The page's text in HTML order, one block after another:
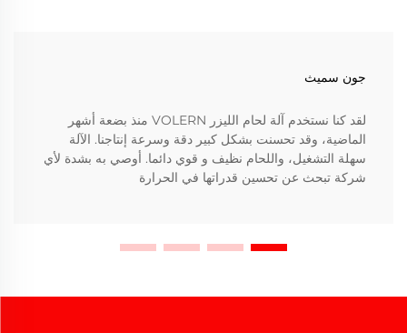
جون سميث
لقد كنا نستخدم آلة لحام الليزر VOLERN منذ بضعة أشهر
الماضية، وقد تحسنت بشكل كبير دقة وسرعة إنتاجنا. الآلة
سهلة التشغيل، واللحام نظيف و قوي دائما. أوصي به بشدة لأي
شركة تبحث عن تحسين قدراتها في الحرارة